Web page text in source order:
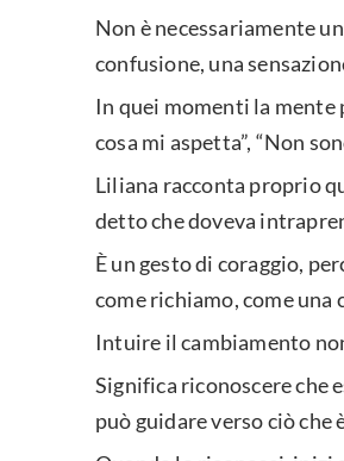
Non è necessariamente
confusione, una
In quei momenti la
cosa mi aspetta”, “Non
Liliana racconta proprio
detto che doveva
È un gesto di coraggio,
come richiamo, come una
Intuire il cambiamento
Significa riconoscere che
può guidare verso ciò che